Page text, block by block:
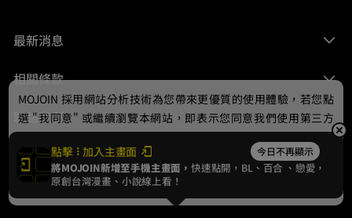
最新消息
相關條款
聯絡我們
© 2024 gamania Digital Entertainment Co., Ltd.
點擊 加入主畫面 今日不再顯示
將MOJOIN新增至手機主畫面，快速點開，BL、 百合 、戀愛，
原創台灣漫畫、小說線上看！
MOJOIN 採用網站分析技術為您帶來更優質的使用體驗，若您點
選 "我同意" 或繼續瀏覽本網站，即表示您同意我們使用第三方
Cookie，欲瞭解更多資訊請見隱私權政策。
我同意